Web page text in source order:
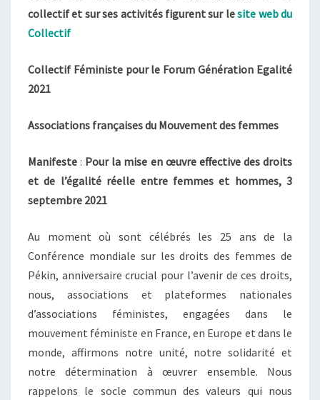
collectif et sur ses activités figurent sur lesite web du
Collectif
Collectif Féministe pour le Forum Génération Egalité
2021
Associations françaises du Mouvement des femmes
Manifeste : Pour la mise en œuvre effective des droits
et de l’égalité réelle entre femmes et hommes, 3
septembre 2021
Au moment où sont célébrés les 25 ans de la
Conférence mondiale sur les droits des femmes de
Pékin, anniversaire crucial pour l’avenir de ces droits,
nous, associations et plateformes nationales
d’associations féministes, engagées dans le
mouvement féministe en France, en Europe et dans le
monde, affirmons notre unité, notre solidarité et
notre détermination à œuvrer ensemble. Nous
rappelons le socle commun des valeurs qui nous